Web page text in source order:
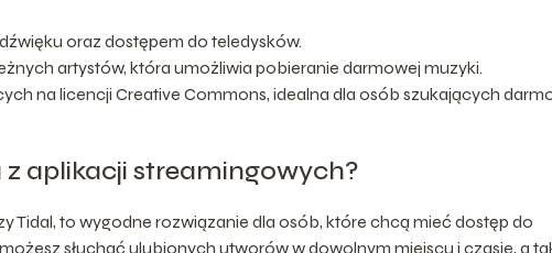
oraz dostępem do teledysków.
artystów, która umożliwia pobieranie darmowej muzyki.
na licencji Creative Commons, idealna dla osób szukających
aplikacji streamingowych?
Tidal, to wygodne rozwiązanie dla osób, które chcą mieć dostęp do
słuchać ulubionych utworów w dowolnym miejscu i czasie, a